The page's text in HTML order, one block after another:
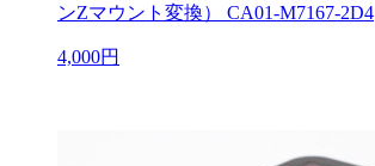
ンZマウント変換） CA01-M7167-2D4
4,000円